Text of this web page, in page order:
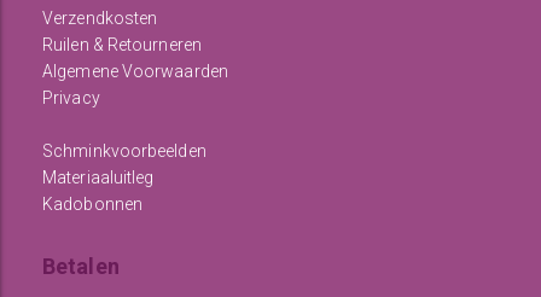
Verzendkosten
Ruilen & Retourneren
Algemene Voorwaarden
Privacy
Schminkvoorbeelden
Materiaaluitleg
Kadobonnen
Betalen